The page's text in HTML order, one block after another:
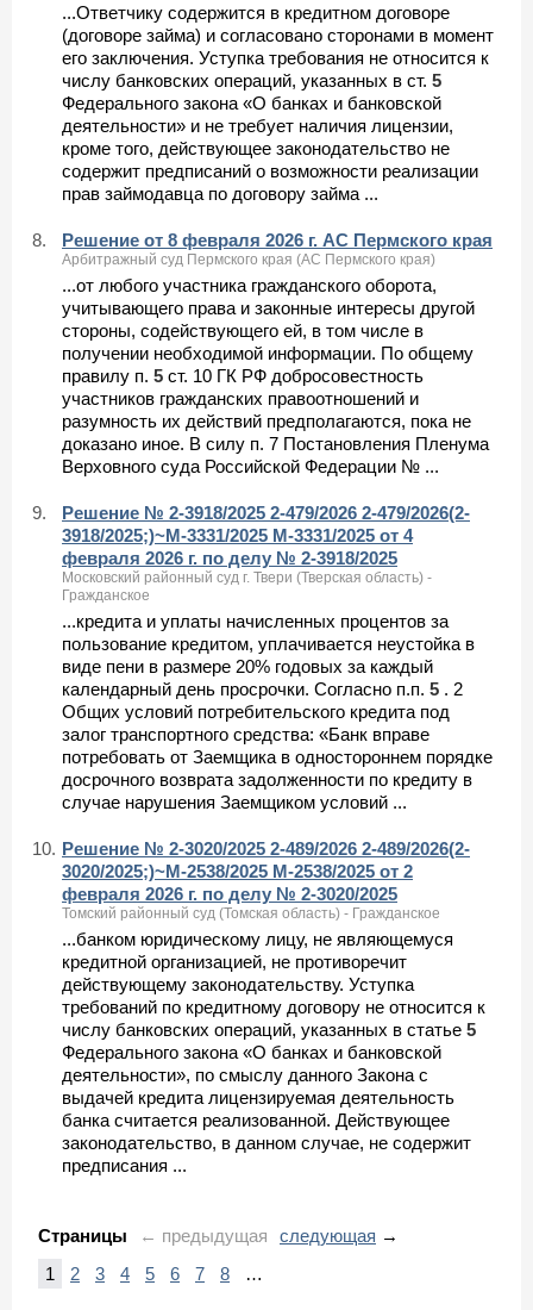
...Ответчику содержится в кредитном договоре
(договоре займа) и согласовано сторонами в момент
его заключения. Уступка требования не относится к
числу банковских операций, указанных в ст. 5
Федерального закона «О банках и банковской
деятельности» и не требует наличия лицензии,
кроме того, действующее законодательство не
содержит предписаний о возможности реализации
прав займодавца по договору займа ...
8. Решение от 8 февраля 2026 г. АС Пермского края
Арбитражный суд Пермского края (АС Пермского края)
...от любого участника гражданского оборота,
учитывающего права и законные интересы другой
стороны, содействующего ей, в том числе в
получении необходимой информации. По общему
правилу п. 5 ст. 10 ГК РФ добросовестность
участников гражданских правоотношений и
разумность их действий предполагаются, пока не
доказано иное. В силу п. 7 Постановления Пленума
Верховного суда Российской Федерации № ...
9.
Решение № 2-3918/2025 2-479/2026 2-479/2026(2-
3918/2025;)~М-3331/2025 М-3331/2025 от 4
февраля 2026 г. по делу № 2-3918/2025
Московский районный суд г. Твери (Тверская область) -
Гражданское
...кредита и уплаты начисленных процентов за
пользование кредитом, уплачивается неустойка в
виде пени в размере 20% годовых за каждый
календарный день просрочки. Согласно п.п. 5 . 2
Общих условий потребительского кредита под
залог транспортного средства: «Банк вправе
потребовать от Заемщика в одностороннем порядке
досрочного возврата задолженности по кредиту в
случае нарушения Заемщиком условий ...
10. Решение № 2-3020/2025 2-489/2026 2-489/2026(2-
3020/2025;)~М-2538/2025 М-2538/2025 от 2
февраля 2026 г. по делу № 2-3020/2025
Томский районный суд (Томская область) - Гражданское
...банком юридическому лицу, не являющемуся
кредитной организацией, не противоречит
действующему законодательству. Уступка
требований по кредитному договору не относится к
числу банковских операций, указанных в статье 5
Федерального закона «О банках и банковской
деятельности», по смыслу данного Закона с
выдачей кредита лицензируемая деятельность
банка считается реализованной. Действующее
законодательство, в данном случае, не содержит
предписания ...
Страницы ← предыдущая следующая →
1
2 3 4 5 6 7 8 …